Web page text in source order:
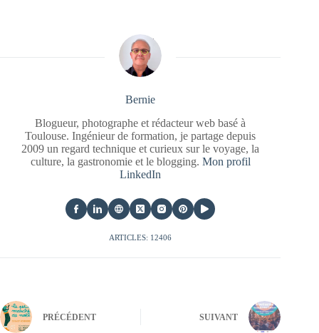
Bernie
Blogueur, photographe et rédacteur web basé à
Toulouse. Ingénieur de formation, je partage depuis
2009 un regard technique et curieux sur le voyage, la
culture, la gastronomie et le blogging. Mon profil
LinkedIn
ARTICLES: 12406
PRÉCÉDENT SUIVANT